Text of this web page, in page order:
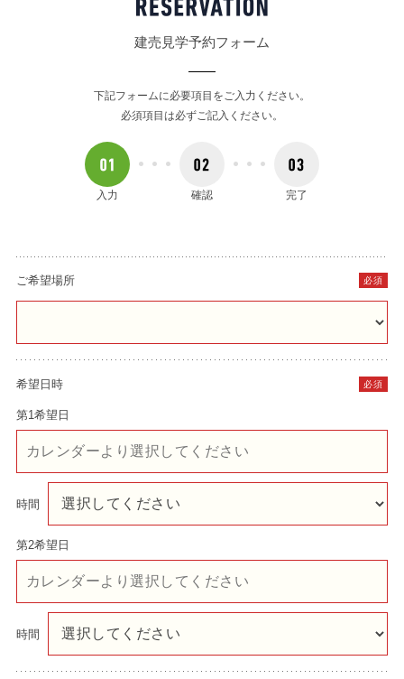
建売見学予約フォーム
下記フォームに必要項目をご入力ください。
必須項目は必ずご記入ください。
入力 確認 完了
ご希望場所 必須
希望日時 必須
第1希望日
時間
第2希望日
時間